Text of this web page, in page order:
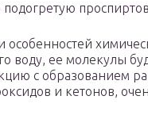
особенностей
воду, ее молекулы
с образованием
и кетонов,